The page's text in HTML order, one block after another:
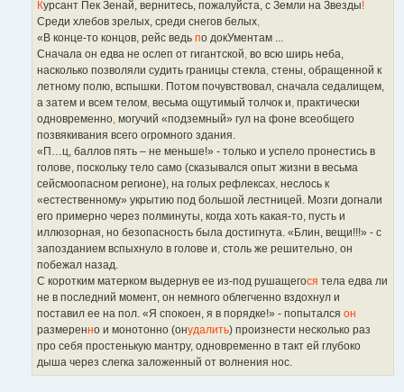
Курсант Пек Зенай, вернитесь, пожалуйста, с Земли на Звезды!
Среди хлебов зрелых, среди снегов белых,
«В конце-то концов, рейс ведь по докУментам ...
Сначала он едва не ослеп от гигантской, во всю ширь неба,
насколько позволяли судить границы стекла, стены, обращенной к
летному полю, вспышки. Потом почувствовал, сначала седалищем,
а затем и всем телом, весьма ощутимый толчок и, практически
одновременно, могучий «подземный» гул на фоне всеобщего
позвякивания всего огромного здания.
«П…ц, баллов пять – не меньше!» - только и успело пронестись в
голове, поскольку тело само (сказывался опыт жизни в весьма
сейсмоопасном регионе), на голых рефлексах, неслось к
«естественному» укрытию под большой лестницей. Мозги догнали
его примерно через полминуты, когда хоть какая-то, пусть и
иллюзорная, но безопасность была достигнута. «Блин, вещи!!!» - с
запозданием вспыхнуло в голове и, столь же решительно, он
побежал назад.
С коротким матерком выдернув ее из-под рушащегося тела едва ли
не в последний момент, он немного облегченно вздохнул и
поставил ее на пол. «Я спокоен, я в порядке!» - попытался он
размеренно и монотонно (онудалить) произнести несколько раз
про себя простенькую мантру, одновременно в такт ей глубоко
дыша через слегка заложенный от волнения нос.